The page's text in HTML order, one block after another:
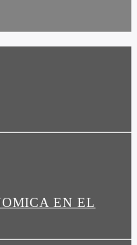
EN EL